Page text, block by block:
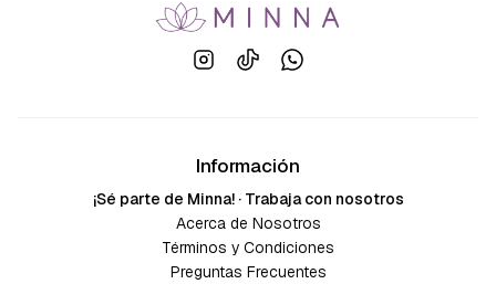
Información
¡Sé parte de Minna! · Trabaja con nosotros
Acerca de Nosotros
Términos y Condiciones
Preguntas Frecuentes